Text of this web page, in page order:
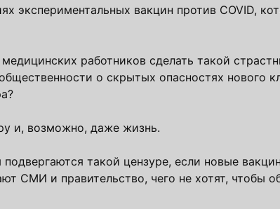
экспериментальных вакцин против COVID,
работников сделать такой
о скрытых опасностях нового
и, возможно, даже жизнь.
такой цензуре, если новые
СМИ и правительство, чего не хотят, чтобы